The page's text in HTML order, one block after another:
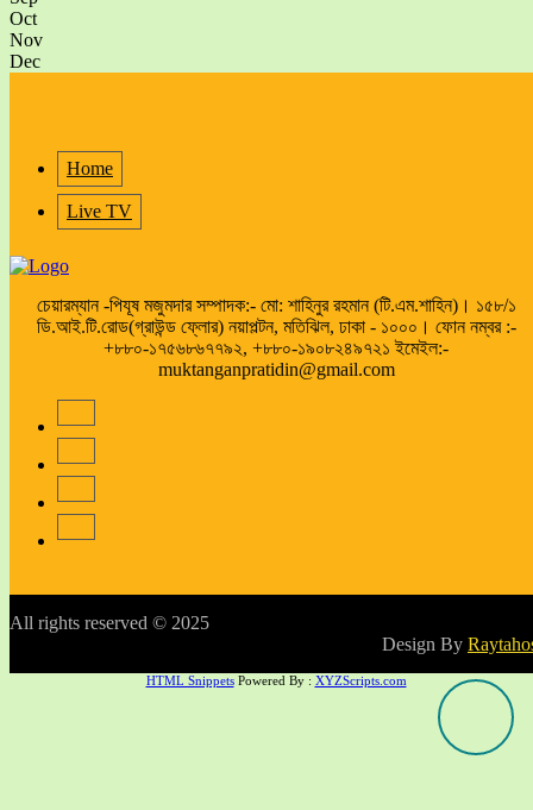
Oct
Nov
Dec
Home
Live TV
চেয়ারম্যান -পিযূষ মজুমদার সম্পাদক:- মো: শাহিনুর রহমান (টি.এম.শাহিন)। ১৫৮/১
ডি.আই.টি.রোড(গ্রাউন্ড ফ্লোর) নয়াপল্টন, মতিঝিল, ঢাকা - ১০০০। ফোন নম্বর :-
+৮৮০-১৭৫৬৮৬৭৭৯২, +৮৮০-১৯০৮২৪৯৭২১ ইমেইল:-
muktanganpratidin@gmail.com
All rights reserved © 2025
Design By
HTML SnippetsPowered By : XYZScripts.com